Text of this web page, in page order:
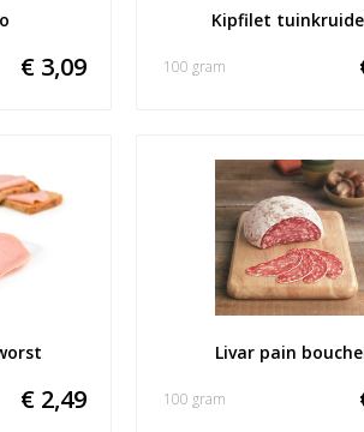
€ 3,09
Kipfilet
100 gram
€ 2,49
Livar pain
100 gram